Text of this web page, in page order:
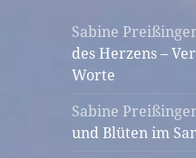
Sabine Preißinger
des Herzens –
Worte
Sabine Preißinger
und Blüten im